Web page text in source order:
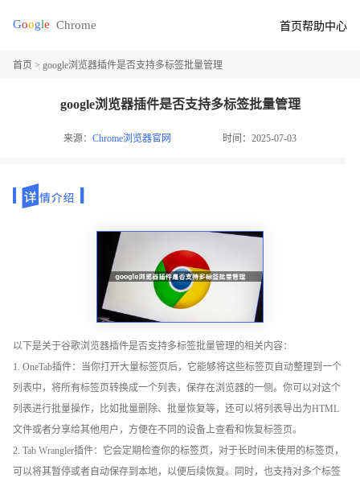
首页帮助中心
首页 > google浏览器插件是否支持多标签批量管理
google浏览器插件是否支持多标签批量管理
来源：Chrome浏览器官网 时间：2025-07-03
以下是关于谷歌浏览器插件是否支持多标签批量管理的相关内容：
1. OneTab插件：当你打开大量标签页后，它能够将这些标签页自动整理到一个
列表中，将所有标签页转换成一个列表，保存在浏览器的一侧。你可以对这个
列表进行批量操作，比如批量删除、批量恢复等，还可以将列表导出为HTML
文件或者分享给其他用户，方便在不同的设备上查看和恢复标签页。
2. Tab Wrangler插件：它会定期检查你的标签页，对于长时间未使用的标签页，
可以将其暂停或者自动保存到本地，以便后续恢复。同时，也支持对多个标签